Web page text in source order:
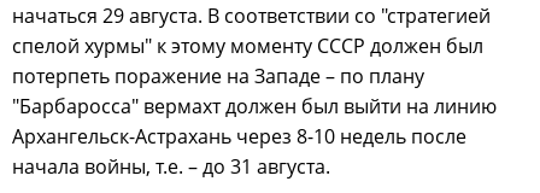
начаться 29 августа. В соответствии со "стратегией
спелой хурмы" к этому моменту СССР должен был
потерпеть поражение на Западе – по плану
"Барбаросса" вермахт должен был выйти на линию
Архангельск-Астрахань через 8-10 недель после
начала войны, т.е. – до 31 августа.